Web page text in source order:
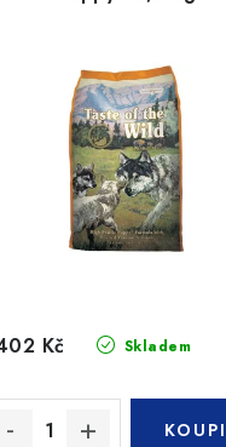
Skladem
Kč